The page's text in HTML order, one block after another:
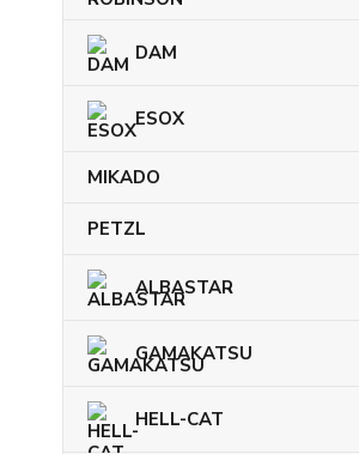
DAM
ESOX
MIKADO
PETZL
ALBASTAR
GAMAKATSU
HELL-CAT